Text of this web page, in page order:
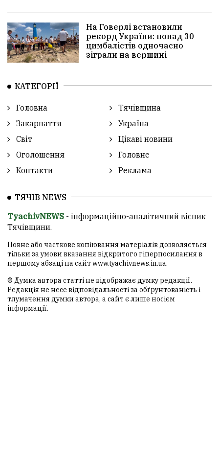
На Говерлі встановили
рекорд України: понад 30
цимбалістів одночасно
зіграли на вершині
КАТЕГОРІЇ
Головна
Тячівщина
Закарпаття
Україна
Світ
Цікаві новини
Оголошення
Головне
Контакти
Реклама
ТЯЧІВ NEWS
TyachivNEWS - інформаційно-аналітичний вісник
Тячівщини.
Повне або часткове копіювання матеріалів дозволяється
тільки за умови вказання відкритого гіперпосилання в
першому абзаці на сайт www.tyachivnews.in.ua.
© Думка автора статті не відображає думку редакції.
Редакція не несе відповідальності за обґрунтованість і
тлумачення думки автора, а сайт є лише носієм
інформації.